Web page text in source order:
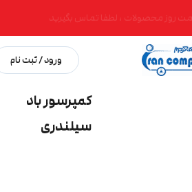
روز محصولات ، لطفا تماس بگیرید
ورود / ثبت نام
کمپرسور باد
سیلندری